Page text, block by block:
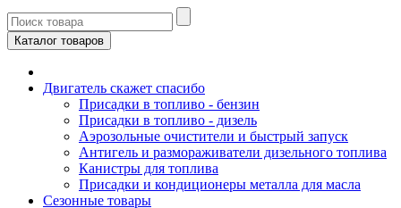
Каталог товаров
Двигатель скажет спасибо
Присадки в топливо - бензин
Присадки в топливо - дизель
Аэрозольные очистители и быстрый запуск
Антигель и размораживатели дизельного топлива
Канистры для топлива
Присадки и кондиционеры металла для масла
Сезонные товары